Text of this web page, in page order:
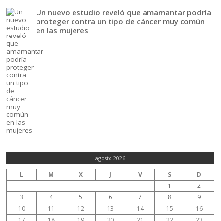
Un nuevo estudio reveló que amamantar podría
proteger contra un tipo de cáncer muy común
en las mujeres
agosto 2026
L M X J V S
D
1
2
3
4 5 6 7 8
9
10
11 12 13 14 15
16